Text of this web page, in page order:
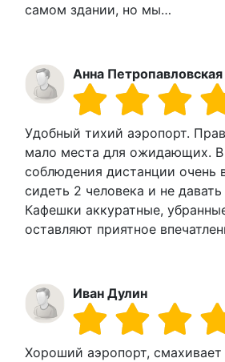
самом здании, но мы…
Анна Петропавловская
Удобный тихий аэропорт.
мало места для ожидающих. В
соблюдения дистанции очень
сидеть 2 человека и не
Кафешки аккуратные,
оставляют приятное
Иван Дулин
Хороший аэропорт, смахивает